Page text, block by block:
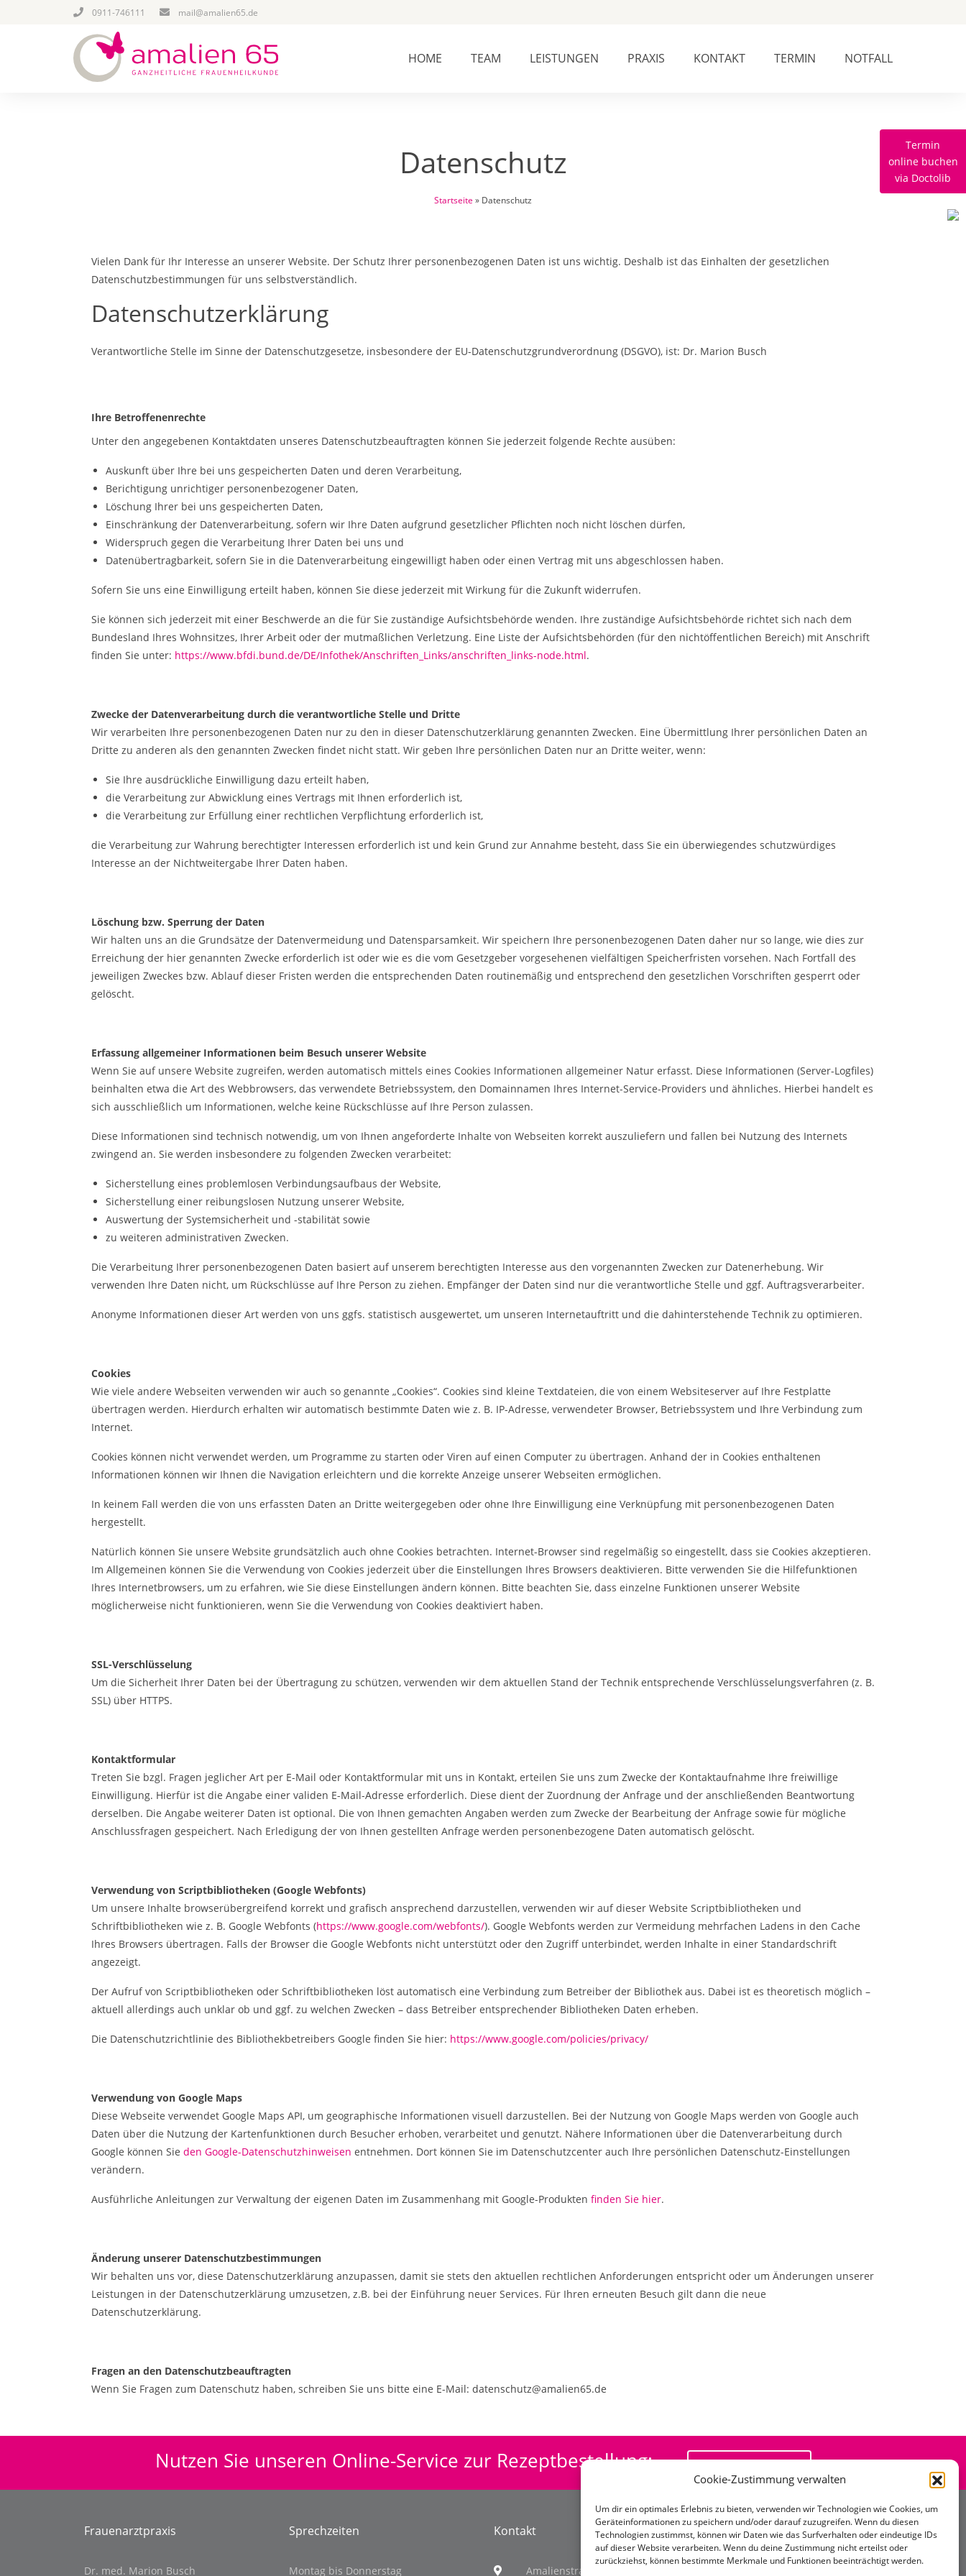
Cookie-Zustimmung verwalten
Um dir ein optimales Erlebnis zu bieten, verwenden wir Technologien wie Cookies, um
Geräteinformationen zu speichern und/oder darauf zuzugreifen. Wenn du diesen
Technologien zustimmst, können wir Daten wie das Surfverhalten oder eindeutige IDs
auf dieser Website verarbeiten. Wenn du deine Zustimmung nicht erteilst oder
zurückziehst, können bestimmte Merkmale und Funktionen beeinträchtigt werden.
0911-746111 mail@amalien65.de
HOME TEAM LEISTUNGEN PRAXIS KONTAKT TERMIN NOTFALL
Datenschutz
Startseite » Datenschutz
Vielen Dank für Ihr Interesse an unserer Website. Der Schutz Ihrer personenbezogenen Daten ist uns wichtig. Deshalb ist das Einhalten der gesetzlichen
Datenschutzbestimmungen für uns selbstverständlich.
Datenschutzerklärung
Verantwortliche Stelle im Sinne der Datenschutzgesetze, insbesondere der EU-Datenschutzgrundverordnung (DSGVO), ist: Dr. Marion Busch
Ihre Betroffenenrechte
Unter den angegebenen Kontaktdaten unseres Datenschutzbeauftragten können Sie jederzeit folgende Rechte ausüben:
Auskunft über Ihre bei uns gespeicherten Daten und deren Verarbeitung,
Berichtigung unrichtiger personenbezogener Daten,
Löschung Ihrer bei uns gespeicherten Daten,
Einschränkung der Datenverarbeitung, sofern wir Ihre Daten aufgrund gesetzlicher Pflichten noch nicht löschen dürfen,
Widerspruch gegen die Verarbeitung Ihrer Daten bei uns und
Datenübertragbarkeit, sofern Sie in die Datenverarbeitung eingewilligt haben oder einen Vertrag mit uns abgeschlossen haben.
Sofern Sie uns eine Einwilligung erteilt haben, können Sie diese jederzeit mit Wirkung für die Zukunft widerrufen.
Sie können sich jederzeit mit einer Beschwerde an die für Sie zuständige Aufsichtsbehörde wenden. Ihre zuständige Aufsichtsbehörde richtet sich nach dem
Bundesland Ihres Wohnsitzes, Ihrer Arbeit oder der mutmaßlichen Verletzung. Eine Liste der Aufsichtsbehörden (für den nichtöffentlichen Bereich) mit Anschrift
finden Sie unter: https://www.bfdi.bund.de/DE/Infothek/Anschriften_Links/anschriften_links-node.html.
Zwecke der Datenverarbeitung durch die verantwortliche Stelle und Dritte
Wir verarbeiten Ihre personenbezogenen Daten nur zu den in dieser Datenschutzerklärung genannten Zwecken. Eine Übermittlung Ihrer persönlichen Daten an
Dritte zu anderen als den genannten Zwecken findet nicht statt. Wir geben Ihre persönlichen Daten nur an Dritte weiter, wenn:
Sie Ihre ausdrückliche Einwilligung dazu erteilt haben,
die Verarbeitung zur Abwicklung eines Vertrags mit Ihnen erforderlich ist,
die Verarbeitung zur Erfüllung einer rechtlichen Verpflichtung erforderlich ist,
die Verarbeitung zur Wahrung berechtigter Interessen erforderlich ist und kein Grund zur Annahme besteht, dass Sie ein überwiegendes schutzwürdiges
Interesse an der Nichtweitergabe Ihrer Daten haben.
Löschung bzw. Sperrung der Daten
Wir halten uns an die Grundsätze der Datenvermeidung und Datensparsamkeit. Wir speichern Ihre personenbezogenen Daten daher nur so lange, wie dies zur
Erreichung der hier genannten Zwecke erforderlich ist oder wie es die vom Gesetzgeber vorgesehenen vielfältigen Speicherfristen vorsehen. Nach Fortfall des
jeweiligen Zweckes bzw. Ablauf dieser Fristen werden die entsprechenden Daten routinemäßig und entsprechend den gesetzlichen Vorschriften gesperrt oder
gelöscht.
Erfassung allgemeiner Informationen beim Besuch unserer Website
Wenn Sie auf unsere Website zugreifen, werden automatisch mittels eines Cookies Informationen allgemeiner Natur erfasst. Diese Informationen (Server-Logfiles)
beinhalten etwa die Art des Webbrowsers, das verwendete Betriebssystem, den Domainnamen Ihres Internet-Service-Providers und ähnliches. Hierbei handelt es
sich ausschließlich um Informationen, welche keine Rückschlüsse auf Ihre Person zulassen.
Diese Informationen sind technisch notwendig, um von Ihnen angeforderte Inhalte von Webseiten korrekt auszuliefern und fallen bei Nutzung des Internets
zwingend an. Sie werden insbesondere zu folgenden Zwecken verarbeitet:
Sicherstellung eines problemlosen Verbindungsaufbaus der Website,
Sicherstellung einer reibungslosen Nutzung unserer Website,
Auswertung der Systemsicherheit und -stabilität sowie
zu weiteren administrativen Zwecken.
Die Verarbeitung Ihrer personenbezogenen Daten basiert auf unserem berechtigten Interesse aus den vorgenannten Zwecken zur Datenerhebung. Wir
verwenden Ihre Daten nicht, um Rückschlüsse auf Ihre Person zu ziehen. Empfänger der Daten sind nur die verantwortliche Stelle und ggf. Auftragsverarbeiter.
Anonyme Informationen dieser Art werden von uns ggfs. statistisch ausgewertet, um unseren Internetauftritt und die dahinterstehende Technik zu optimieren.
Cookies
Wie viele andere Webseiten verwenden wir auch so genannte „Cookies“. Cookies sind kleine Textdateien, die von einem Websiteserver auf Ihre Festplatte
übertragen werden. Hierdurch erhalten wir automatisch bestimmte Daten wie z. B. IP-Adresse, verwendeter Browser, Betriebssystem und Ihre Verbindung zum
Internet.
Cookies können nicht verwendet werden, um Programme zu starten oder Viren auf einen Computer zu übertragen. Anhand der in Cookies enthaltenen
Informationen können wir Ihnen die Navigation erleichtern und die korrekte Anzeige unserer Webseiten ermöglichen.
In keinem Fall werden die von uns erfassten Daten an Dritte weitergegeben oder ohne Ihre Einwilligung eine Verknüpfung mit personenbezogenen Daten
hergestellt.
Natürlich können Sie unsere Website grundsätzlich auch ohne Cookies betrachten. Internet-Browser sind regelmäßig so eingestellt, dass sie Cookies akzeptieren.
Im Allgemeinen können Sie die Verwendung von Cookies jederzeit über die Einstellungen Ihres Browsers deaktivieren. Bitte verwenden Sie die Hilfefunktionen
Ihres Internetbrowsers, um zu erfahren, wie Sie diese Einstellungen ändern können. Bitte beachten Sie, dass einzelne Funktionen unserer Website
möglicherweise nicht funktionieren, wenn Sie die Verwendung von Cookies deaktiviert haben.
SSL-Verschlüsselung
Um die Sicherheit Ihrer Daten bei der Übertragung zu schützen, verwenden wir dem aktuellen Stand der Technik entsprechende Verschlüsselungsverfahren (z. B.
SSL) über HTTPS.
Kontaktformular
Treten Sie bzgl. Fragen jeglicher Art per E-Mail oder Kontaktformular mit uns in Kontakt, erteilen Sie uns zum Zwecke der Kontaktaufnahme Ihre freiwillige
Einwilligung. Hierfür ist die Angabe einer validen E-Mail-Adresse erforderlich. Diese dient der Zuordnung der Anfrage und der anschließenden Beantwortung
derselben. Die Angabe weiterer Daten ist optional. Die von Ihnen gemachten Angaben werden zum Zwecke der Bearbeitung der Anfrage sowie für mögliche
Anschlussfragen gespeichert. Nach Erledigung der von Ihnen gestellten Anfrage werden personenbezogene Daten automatisch gelöscht.
Verwendung von Scriptbibliotheken (Google Webfonts)
Um unsere Inhalte browserübergreifend korrekt und grafisch ansprechend darzustellen, verwenden wir auf dieser Website Scriptbibliotheken und
Schriftbibliotheken wie z. B. Google Webfonts (https://www.google.com/webfonts/). Google Webfonts werden zur Vermeidung mehrfachen Ladens in den Cache
Ihres Browsers übertragen. Falls der Browser die Google Webfonts nicht unterstützt oder den Zugriff unterbindet, werden Inhalte in einer Standardschrift
angezeigt.
Der Aufruf von Scriptbibliotheken oder Schriftbibliotheken löst automatisch eine Verbindung zum Betreiber der Bibliothek aus. Dabei ist es theoretisch möglich –
aktuell allerdings auch unklar ob und ggf. zu welchen Zwecken – dass Betreiber entsprechender Bibliotheken Daten erheben.
Die Datenschutzrichtlinie des Bibliothekbetreibers Google finden Sie hier: https://www.google.com/policies/privacy/
Verwendung von Google Maps
Diese Webseite verwendet Google Maps API, um geographische Informationen visuell darzustellen. Bei der Nutzung von Google Maps werden von Google auch
Daten über die Nutzung der Kartenfunktionen durch Besucher erhoben, verarbeitet und genutzt. Nähere Informationen über die Datenverarbeitung durch
Google können Sie den Google-Datenschutzhinweisen entnehmen. Dort können Sie im Datenschutzcenter auch Ihre persönlichen Datenschutz-Einstellungen
verändern.
Ausführliche Anleitungen zur Verwaltung der eigenen Daten im Zusammenhang mit Google-Produkten finden Sie hier.
Änderung unserer Datenschutzbestimmungen
Wir behalten uns vor, diese Datenschutzerklärung anzupassen, damit sie stets den aktuellen rechtlichen Anforderungen entspricht oder um Änderungen unserer
Leistungen in der Datenschutzerklärung umzusetzen, z.B. bei der Einführung neuer Services. Für Ihren erneuten Besuch gilt dann die neue
Datenschutzerklärung.
Fragen an den Datenschutzbeauftragten
Wenn Sie Fragen zum Datenschutz haben, schreiben Sie uns bitte eine E-Mail: datenschutz@amalien65.de
Termin
online buchen
via Doctolib
Nutzen Sie unseren Online-Service zur Rezeptbestellung: REZEPT@AMALIEN65.DE
Frauenarztpraxis
Dr. med. Marion Busch
Sprechzeiten
Montag bis Donnerstag
Kontakt
Amalienstraße 65
Rechtliches